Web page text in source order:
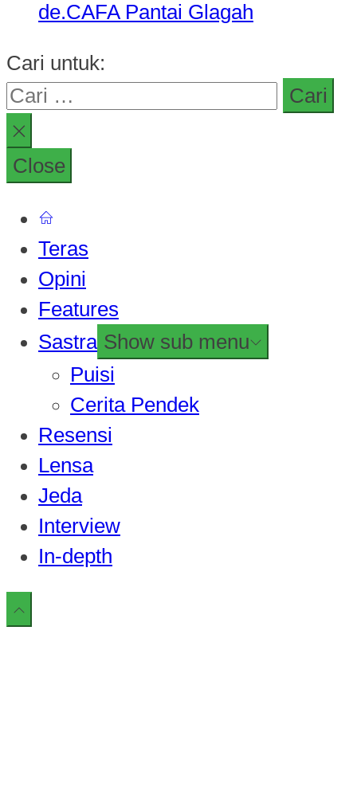
de.CAFA Pantai Glagah
Cari untuk:
Close
Teras
Opini
Features
Sastra Show sub menu
Puisi
Cerita Pendek
Resensi
Lensa
Jeda
Interview
In-depth